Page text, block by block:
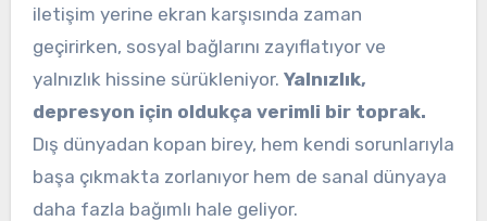
iletişim yerine ekran karşısında zaman
geçirirken, sosyal bağlarını zayıflatıyor ve
yalnızlık hissine sürükleniyor. Yalnızlık,
depresyon için oldukça verimli bir toprak.
Dış dünyadan kopan birey, hem kendi sorunlarıyla
başa çıkmakta zorlanıyor hem de sanal dünyaya
daha fazla bağımlı hale geliyor.